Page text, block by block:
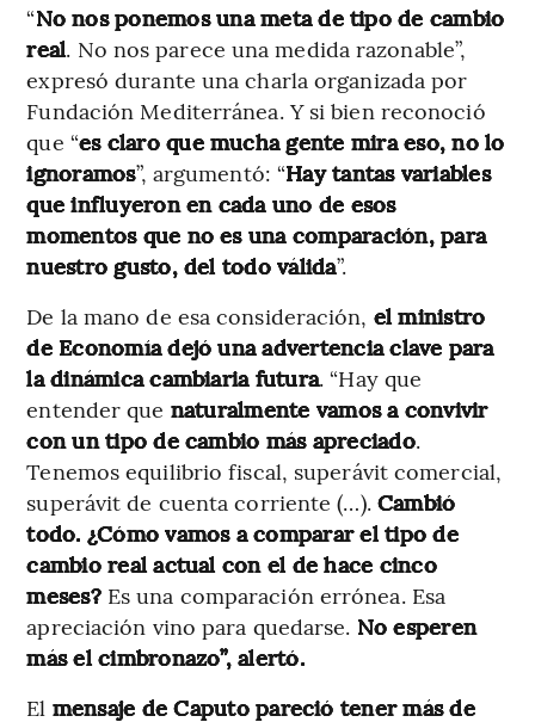
“No nos ponemos una meta de tipo de cambio
real. No nos parece una medida razonable”,
expresó durante una charla organizada por
Fundación Mediterránea. Y si bien reconoció
que “es claro que mucha gente mira eso, no lo
ignoramos”, argumentó: “Hay tantas variables
que influyeron en cada uno de esos
momentos que no es una comparación, para
nuestro gusto, del todo válida”.
De la mano de esa consideración, el ministro
de Economía dejó una advertencia clave para
la dinámica cambiaria futura. “Hay que
entender que naturalmente vamos a convivir
con un tipo de cambio más apreciado.
Tenemos equilibrio fiscal, superávit comercial,
superávit de cuenta corriente (…). Cambió
todo. ¿Cómo vamos a comparar el tipo de
cambio real actual con el de hace cinco
meses?Es una comparación errónea. Esa
apreciación vino para quedarse. No esperen
más el cimbronazo”, alertó.
El mensaje de Caputo pareció tener más de